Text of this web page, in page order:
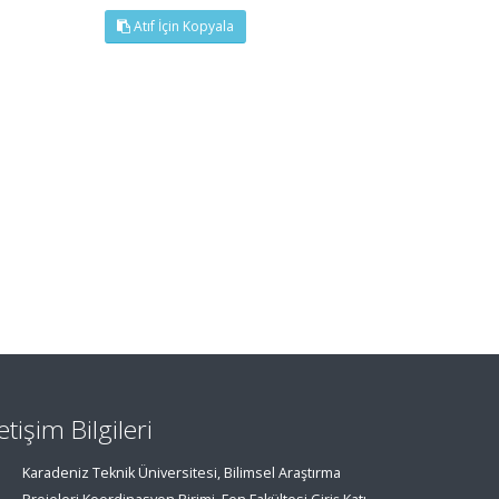
Atıf İçin Kopyala
Bilgileri
Karadeniz Teknik Üniversitesi, Bilimsel Araştırma